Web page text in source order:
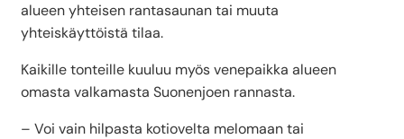
alueen yhteisen rantasaunan tai muuta
yhteiskäyttöistä tilaa.
Kaikille tonteille kuuluu myös venepaikka alueen
omasta valkamasta Suonenjoen rannasta.
– Voi vain hilpasta kotiovelta melomaan tai